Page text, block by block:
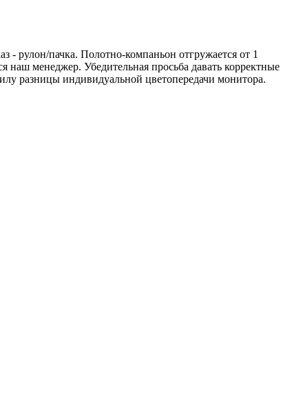
- рулон/пачка. Полотно-компаньон отгружается от 1
наш менеджер. Убедительная просьба давать корректные
разницы индивидуальной цветопередачи монитора.